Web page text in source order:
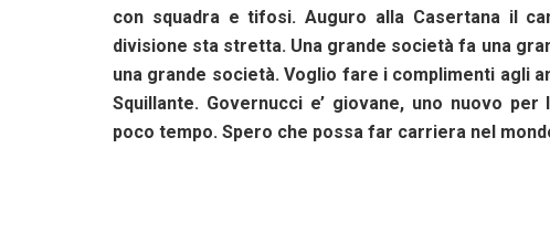
con squadra e tifosi. Auguro alla Casertana il
divisione sta stretta. Una grande società fa una
una grande società. Voglio fare i complimenti agli
Squillante. Governucci e’ giovane, uno nuovo
poco tempo. Spero che possa far carriera nel